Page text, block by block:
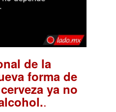
de la
forma de
ya no
.